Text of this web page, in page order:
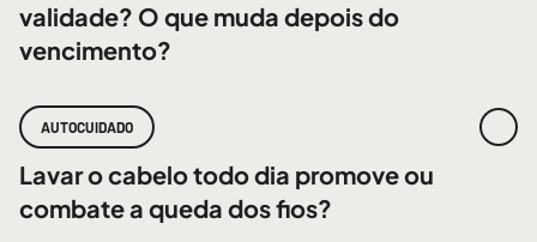
validade? O que muda depois do
vencimento?
AUTOCUIDADO
Lavar o cabelo todo dia promove ou
combate a queda dos fios?